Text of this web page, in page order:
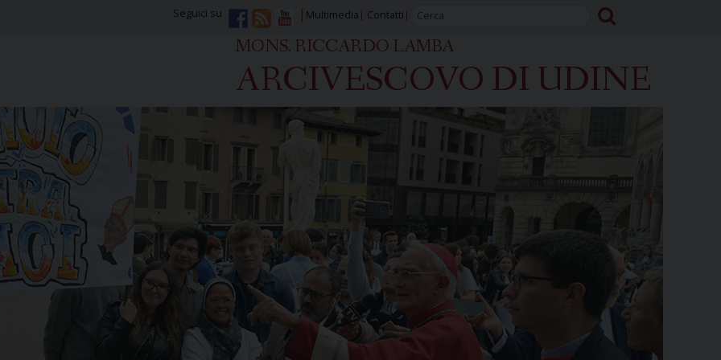
Multimedia Contatti
Seguici su
MONS. RICCARDO LAMBA
ARCIVESCOVO DI UDINE